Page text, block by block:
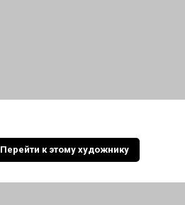
Перейти к этому художнику